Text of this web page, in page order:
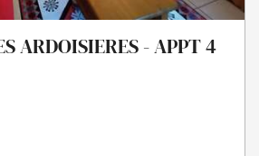
ARDOISIERES - APPT 4